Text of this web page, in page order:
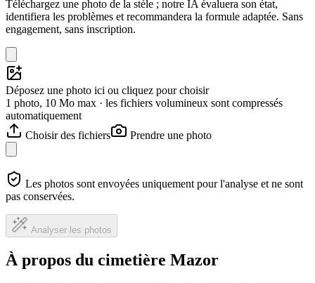
Téléchargez une photo de la stèle ; notre IA évaluera son état,
identifiera les problèmes et recommandera la formule adaptée. Sans
engagement, sans inscription.
Déposez une photo ici ou cliquez pour choisir
1 photo, 10 Mo max · les fichiers volumineux sont compressés
automatiquement
Choisir des fichiers
Prendre une photo
Les photos sont envoyées uniquement pour l'analyse et ne sont
pas conservées.
Analyser les photos
À propos du cimetière Mazor